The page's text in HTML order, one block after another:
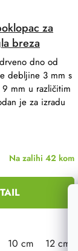
za
breza
Na zalihi 42 kom
dno od
debljine 3 mm s
mm u različitim
je za izradu
10 cm 12 cm